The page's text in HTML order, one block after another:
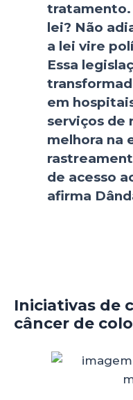
tratamento.
lei? Não
a lei vire
Essa
em
serviços de
melhora na
de acesso
afirma
Iniciativas de
câncer de